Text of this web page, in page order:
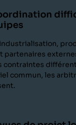
partenaires
contraintes
commun, les